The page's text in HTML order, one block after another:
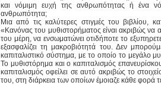
και νόμιμη ευχή της ανθρωπότητας ή ένα
ανθρωπότητα;
Μια από τις καλύτερες στιγμές του βιβλίου,
«Κανόνας του μυθιστορήματος είναι ακριβώς να
του μέρη, να ενσωματώνει οτιδήποτε το
εξασφαλίζει τη μακροβιότητά του. Δεν
καπιταλιστικό σύστημα, με το οποίο το μεγάλο
Το μυθιστόρημα και ο καπιταλισμός
καπιταλισμός οφείλει σε αυτό ακριβώς το
του, στη διάρκεια των οποίων έμοιαζε κάθε φορά